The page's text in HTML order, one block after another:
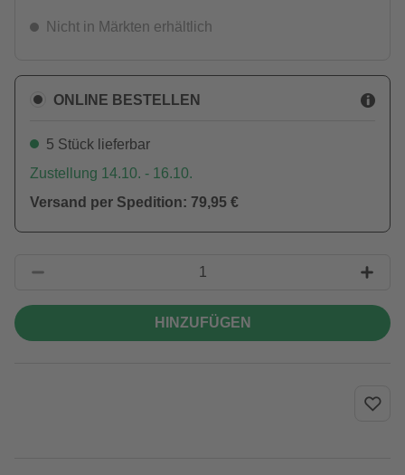
Nicht in Märkten erhältlich
ONLINE BESTELLEN
5 Stück lieferbar
Zustellung 14.10. - 16.10.
Versand per Spedition: 79,95 €
HINZUFÜGEN